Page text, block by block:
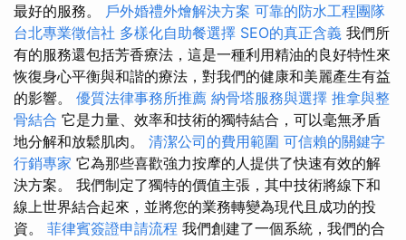
最好的服務。 戶外婚禮外燴解決方案 可靠的防水工程團隊
台北專業徵信社 多樣化自助餐選擇 SEO的真正含義 我們所
有的服務還包括芳香療法，這是一種利用精油的良好特性來
恢復身心平衡與和諧的療法，對我們的健康和美麗產生有益
的影響。 優質法律事務所推薦 納骨塔服務與選擇 推拿與整
骨結合 它是力量、效率和技術的獨特結合，可以毫無矛盾
地分解和放鬆肌肉。 清潔公司的費用範圍 可信賴的關鍵字
行銷專家 它為那些喜歡強力按摩的人提供了快速有效的解
決方案。 我們制定了獨特的價值主張，其中技術將線下和
線上世界結合起來，並將您的業務轉變為現代且成功的投
資。 菲律賓簽證申請流程 我們創建了一個系統，我們的合